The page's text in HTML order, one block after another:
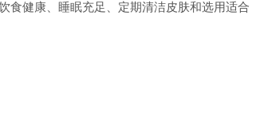
食健康、睡眠充足、定期清洁皮肤和选用适合